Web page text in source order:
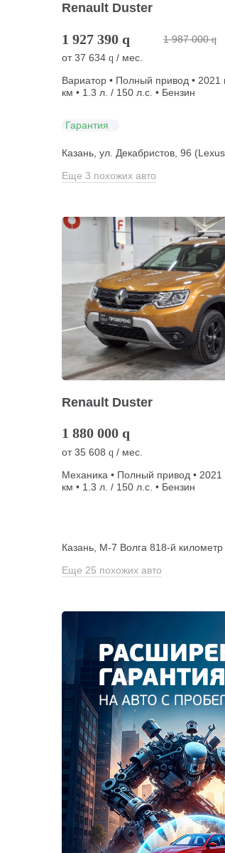
Renault Duster
1 927 390 q 1 987 000 q
от37 634 q / мес.
Вариатор • Полный привод • 2021
км • 1.3 л. / 150 л.с. • Бензин
Гарантия
Казань, ул. Декабристов, 96
Еще 3 похожих авто
Renault Duster
1 880 000 q
от35 608 q / мес.
Механика • Полный привод • 2021
км • 1.3 л. / 150 л.с. • Бензин
Казань, М-7 Волга 818-й
Еще 25 похожих авто